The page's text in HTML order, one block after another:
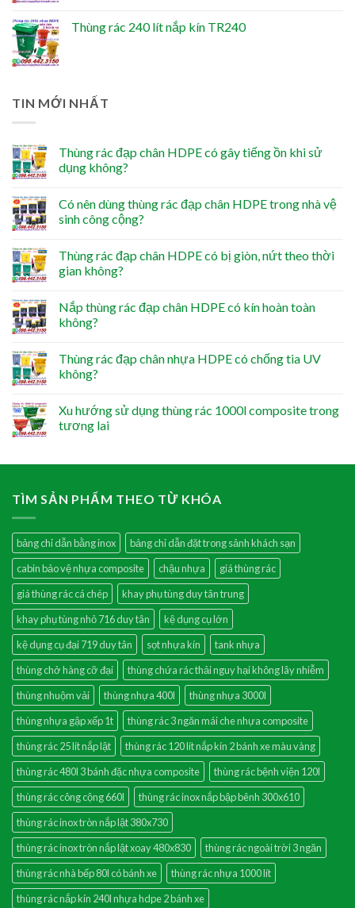
Thùng rác 240 lít nắp kín TR240
TIN MỚI NHẤT
Thùng rác đạp chân HDPE có gây tiếng ồn khi sử
dụng không?
Có nên dùng thùng rác đạp chân HDPE trong nhà vệ
sinh công cộng?
Thùng rác đạp chân HDPE có bị giòn, nứt theo thời
gian không?
Nắp thùng rác đạp chân HDPE có kín hoàn toàn
không?
Thùng rác đạp chân nhựa HDPE có chống tia UV
không?
Xu hướng sử dụng thùng rác 1000l composite trong
tương lai
TÌM SẢN PHẨM THEO TỪ KHÓA
bảng chỉ dẫn bằng inox
bảng chỉ dẫn đặt trong sảnh khách sạn
cabin bảo vệ nhựa composite
chậu nhựa
giá thùng rác
giá thùng rác cá chép
khay phụ tùng duy tân trung
khay phụ tùng nhỏ 716 duy tân
kệ dụng cụ lớn
kệ dụng cụ đại 719 duy tân
sọt nhựa kín
tank nhựa
thùng chở hàng cỡ đại
thùng chứa rác thải nguy hại không lây nhiễm
thùng nhuộm vải
thùng nhựa 400l
thùng nhựa 3000l
thùng nhựa gập xếp 1t
thùng rác 3 ngăn mái che nhựa composite
thùng rác 25 lít nắp lật
thùng rác 120 lít nắp kín 2 bánh xe màu vàng
thùng rác 480l 3 bánh đặc nhựa composite
thùng rác bệnh viện 120l
thùng rác công cộng 660l
thùng rác inox nắp bập bênh 300x610
thùng rác inox tròn nắp lật 380x730
thùng rác inox tròn nắp lật xoay 480x830
thùng rác ngoài trời 3 ngăn
thùng rác nhà bếp 80l có bánh xe
thùng rác nhựa 1000 lít
thùng rác nắp kín 240l nhựa hdpe 2 bánh xe